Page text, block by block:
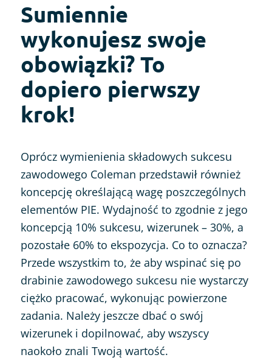
Sumiennie
wykonujesz swoje
obowiązki? To
dopiero pierwszy
krok!
Oprócz wymienienia składowych sukcesu
zawodowego Coleman przedstawił również
koncepcję określającą wagę poszczególnych
elementów PIE. Wydajność to zgodnie z jego
koncepcją 10% sukcesu, wizerunek – 30%, a
pozostałe 60% to ekspozycja. Co to oznacza?
Przede wszystkim to, że aby wspinać się po
drabinie zawodowego sukcesu nie wystarczy
ciężko pracować, wykonując powierzone
zadania. Należy jeszcze dbać o swój
wizerunek i dopilnować, aby wszyscy
naokoło znali Twoją wartość.